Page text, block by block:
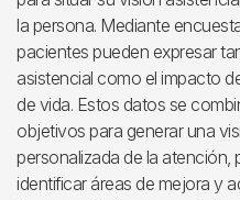
la persona. Mediante
pacientes pueden expresar
asistencial como el impacto
de vida. Estos datos se
objetivos para generar una
personalizada de la atención,
identificar áreas de mejora y